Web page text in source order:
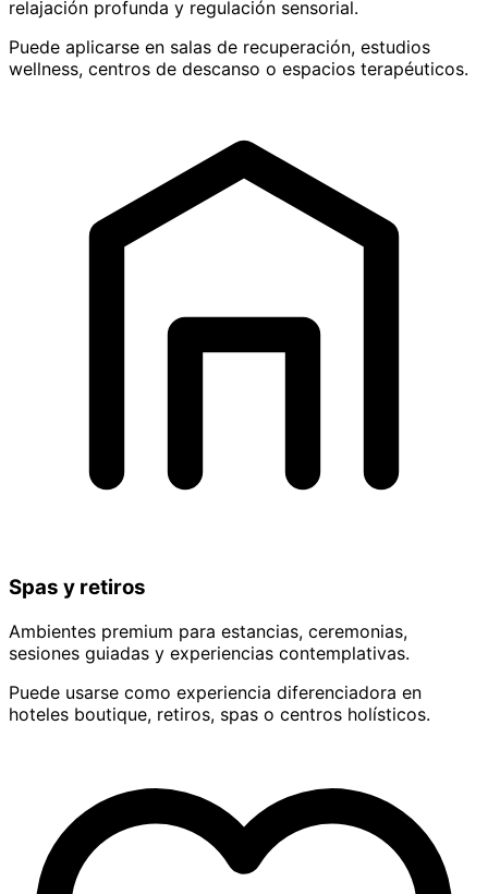
relajación profunda y regulación sensorial.
Puede aplicarse en salas de recuperación, estudios
wellness, centros de descanso o espacios terapéuticos.
Spas y retiros
Ambientes premium para estancias, ceremonias,
sesiones guiadas y experiencias contemplativas.
Puede usarse como experiencia diferenciadora en
hoteles boutique, retiros, spas o centros holísticos.